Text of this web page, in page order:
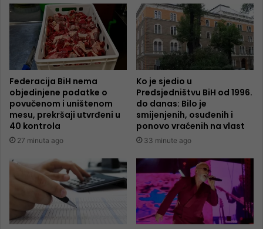
Federacija BiH nema
objedinjene podatke o
povučenom i uništenom
mesu, prekršaji utvrđeni u
40 kontrola
27 minuta ago
Ko je sjedio u
Predsjedništvu BiH od 1996.
do danas: Bilo je
smijenjenih, osuđenih i
ponovo vraćenih na vlast
33 minute ago